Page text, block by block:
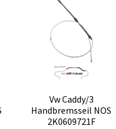
Vw Caddy/3
Handbremsseil NOS
2K0609721F